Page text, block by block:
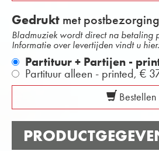
Gedrukt met postbezorging
Bladmuziek wordt direct na betaling
Informatie over levertijden vindt u hier.
Partituur + Partijen -
Partituur alleen - printed,€
Bestellen